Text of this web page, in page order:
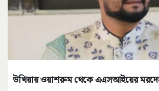
উখিয়ায় ওয়াশরুম থেকে এএসআইয়ের